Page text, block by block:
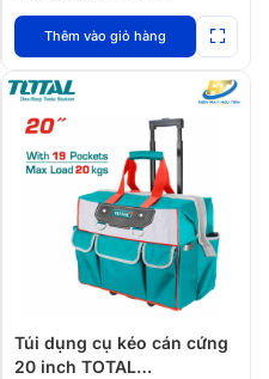
Thêm vào giỏ hàng
Túi dụng cụ kéo cán cứng
20 inch TOTAL